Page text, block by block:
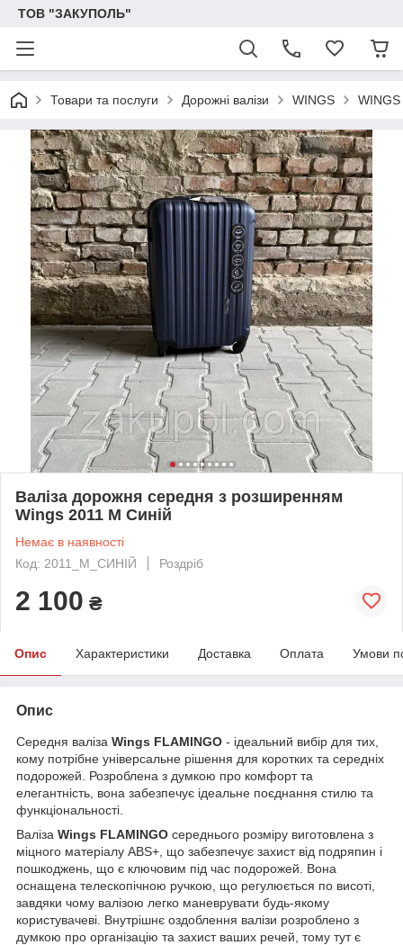
ТОВ "ЗАКУПОЛЬ"
Товари та послуги Дорожні валізи WINGS
Валіза дорожня середня з розширенням
Wings 2011 М Синій
Немає в наявності
Код: 2011_М_СИНІЙ
Роздріб
2 100 ₴
Опис Характеристики Доставка Оплата Умови
Опис
Середня валіза Wings FLAMINGO - ідеальний вибір для тих,
кому потрібне універсальне рішення для коротких та середніх
подорожей. Розроблена з думкою про комфорт та
елегантність, вона забезпечує ідеальне поєднання стилю та
функціональності.
Валіза Wings FLAMINGO середнього розміру виготовлена з
міцного матеріалу ABS+, що забезпечує захист від подряпин і
пошкоджень, що є ключовим під час подорожей. Вона
оснащена телескопічною ручкою, що регулюється по висоті,
завдяки чому валізою легко маневрувати будь-якому
користувачеві. Внутрішнє оздоблення валізи розроблено з
думкою про організацію та захист ваших речей, тому тут є